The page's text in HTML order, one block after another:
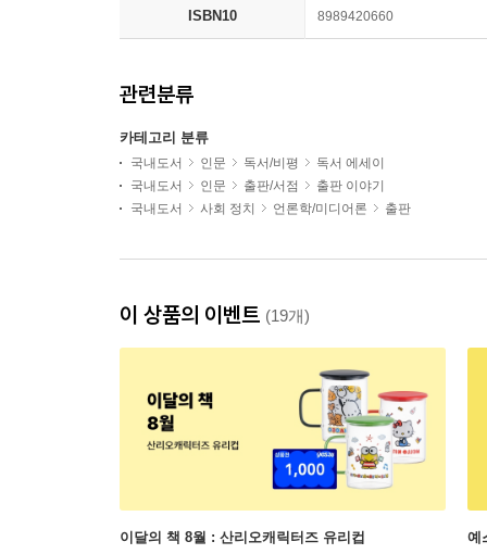
ISBN10 8989420660
관련분류
카테고리 분류
국내도서 인문 독서/비평
독서 에세이
국내도서
인문 출판/서점
출판 이야기
국내도서
사회 정치 언론학/미디어론 출판
이 상품의 이벤트 (19개)
이달의 책 8월 : 산리오캐릭터즈 유리컵 예